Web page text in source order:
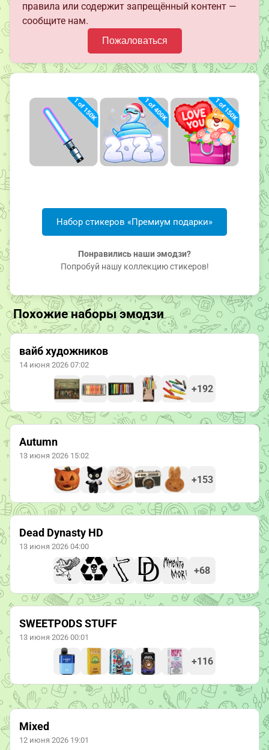
правила или содержит запрещённый контент —
сообщите нам.
Пожаловаться
Набор стикеров «Премиум подарки»
Понравились наши эмодзи?
Попробуй нашу коллекцию стикеров!
Похожие наборы эмодзи
вайб художников
14 июня 2026 07:02
+192
Autumn
13 июня 2026 15:02
+153
Dead Dynasty HD
13 июня 2026 04:00
+68
SWEETPODS STUFF
13 июня 2026 00:01
+116
Mixed
12 июня 2026 19:01